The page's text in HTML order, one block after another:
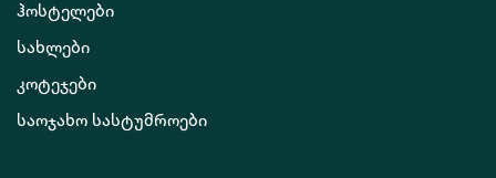
ჰოსტელები
სახლები
კოტეჯები
საოჯახო სასტუმროები